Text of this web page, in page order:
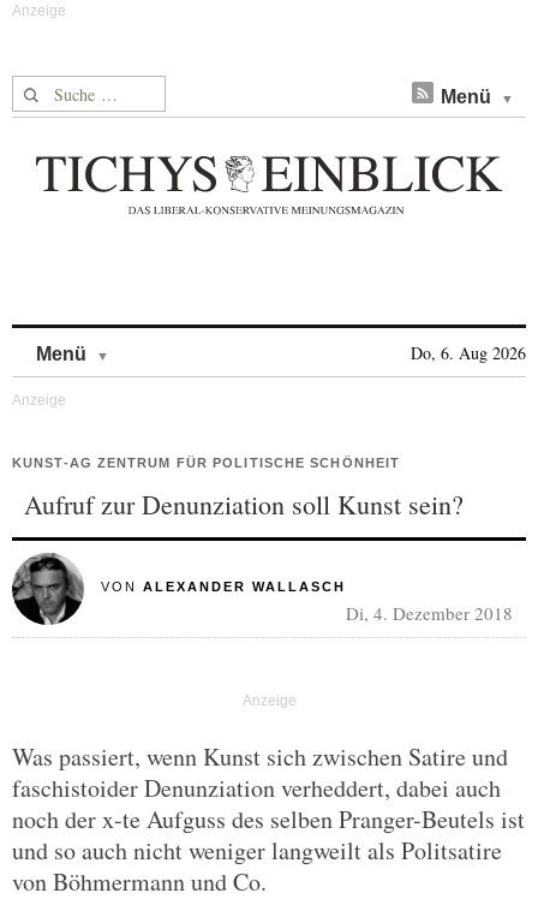
Suche nach: Menü
Menü Do, 6. Aug 2026
KUNST-AG ZENTRUM FÜR POLITISCHE SCHÖNHEIT
Aufruf zur Denunziation soll Kunst sein?
VON ALEXANDER WALLASCH
Di, 4. Dezember 2018
Was passiert, wenn Kunst sich zwischen Satire und
faschistoider Denunziation verheddert, dabei auch
noch der x-te Aufguss des selben Pranger-Beutels ist
und so auch nicht weniger langweilt als Politsatire
von Böhmermann und Co.